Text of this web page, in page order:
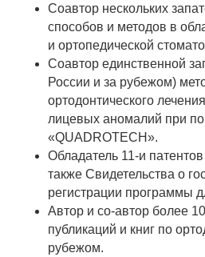
Соавтор нескольких
способов и методов в
и ортопедической
Соавтор единственной
России и за рубежом)
ортодонтического
лицевых аномалий при
«QUADROTECH».
Обладатель 11-и
также Свидетельства о
регистрации программы
Автор и со-автор более
публикаций и книг по
рубежом.